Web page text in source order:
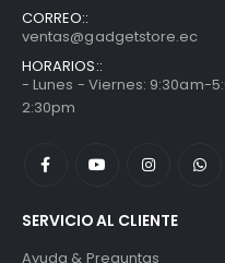
CORREO::
ventas@gadgetstore.ec
HORARIOS::
- Lunes - Viernes: 9:30am-
2:30pm
SERVICIO AL CLIENTE
Ayuda & Preguntas